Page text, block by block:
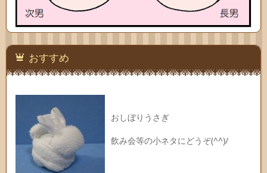
おすすめ
おしぼりうさぎ
飲み会等の小ネタにどうぞ(^^)/